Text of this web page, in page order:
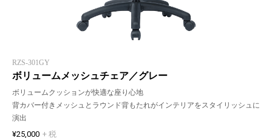
RZS-301GY
ボリュームメッシュチェア／グレー
ボリュームクッションが快適な座り心地
背カバー付きメッシュとラウンド背もたれがインテリアをスタイリッシュに
演出
¥25,000 + 税